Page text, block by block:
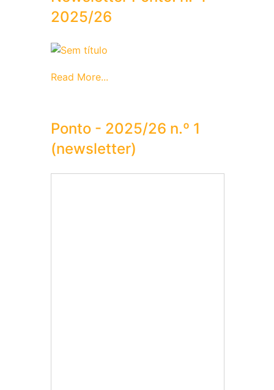
2025/26
Read More...
Ponto - 2025/26 n.º 1
(newsletter)